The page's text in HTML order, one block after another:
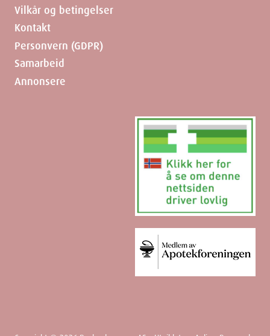
Vilkår og betingelser
Kontakt
Personvern (GDPR)
Samarbeid
Annonsere